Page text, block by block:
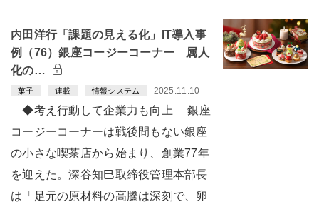
内田洋行「課題の見える化」IT導入事
例（76）銀座コージーコーナー 属人
化の…
菓子 連載 情報システム 2025.11.10
◆考え行動して企業力も向上 銀座
コージーコーナーは戦後間もない銀座
の小さな喫茶店から始まり、創業77年
を迎えた。深谷知巳取締役管理本部長
は「足元の原材料の高騰は深刻で、卵